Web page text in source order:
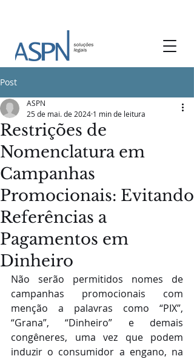
Post
Restrições de
Nomenclatura em
Campanhas
Promocionais: Evitando
Referências a
Pagamentos em
Dinheiro
ASPN
25 de mai. de 2024 1 min de leitura
Não serão permitidos nomes de
campanhas promocionais com
menção a palavras como “PIX”,
“Grana”, “Dinheiro” e demais
congêneres, uma vez que podem
induzir o consumidor a engano, na